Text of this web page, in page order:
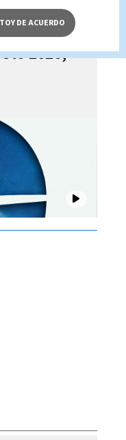
para
2026,
DE ACUERDO